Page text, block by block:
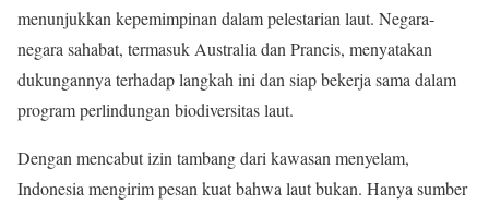
menunjukkan kepemimpinan dalam pelestarian laut. Negara-
negara sahabat, termasuk Australia dan Prancis, menyatakan
dukungannya terhadap langkah ini dan siap bekerja sama dalam
program perlindungan biodiversitas laut.
Dengan mencabut izin tambang dari kawasan menyelam,
Indonesia mengirim pesan kuat bahwa laut bukan. Hanya sumber